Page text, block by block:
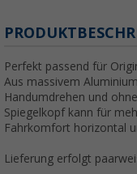
Perfekt passend für
Aus massivem
Handumdrehen und
Spiegelkopf kann für
Fahrkomfort horizontal
Lieferung erfolgt